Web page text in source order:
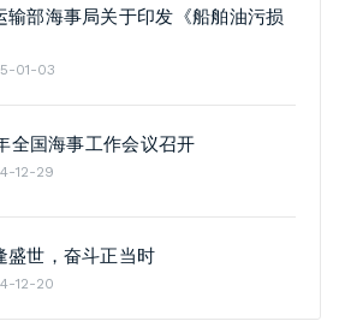
输部海事局关于印发《船舶油污损
01-03
全国海事工作会议召开
12-29
盛世，奋斗正当时
12-20